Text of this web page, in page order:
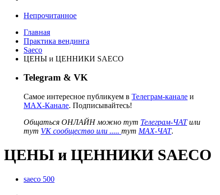
Непрочитанное
Главная
Практика вендинга
Saeco
ЦЕНЫ и ЦЕННИКИ SAECO
Telegram & VK
Самое интересное публикуем в Телеграм-канале и
MAX-Канале. Подписывайтесь!
Общаться ОНЛАЙН можно тут Телеграм-ЧАТили
тут VK сообщество или ..... тут MAX-ЧАТ.
ЦЕНЫ и ЦЕННИКИ SAECO
saeco 500